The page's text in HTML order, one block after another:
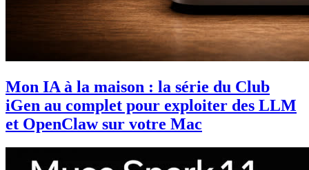
Mon IA à la maison : la série du Club
iGen au complet pour exploiter des LLM
et OpenClaw sur votre Mac